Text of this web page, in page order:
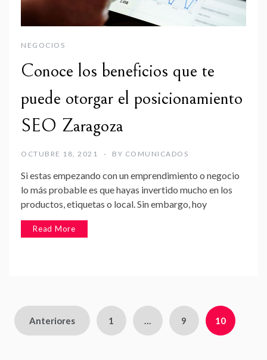
NEGOCIOS
Conoce los beneficios que te
puede otorgar el posicionamiento
SEO Zaragoza
OCTUBRE 18, 2021 BY COMUNICADOS
Si estas empezando con un emprendimiento o negocio
lo más probable es que hayas invertido mucho en los
productos, etiquetas o local. Sin embargo, hoy
Read More
Paginación
Anteriores 1 … 9 10